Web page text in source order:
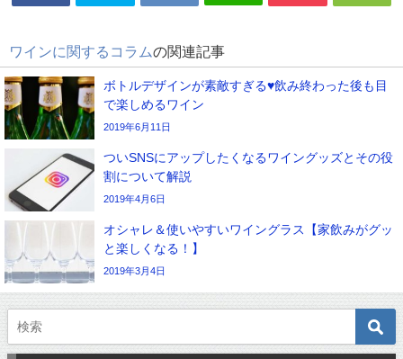
ワインに関するコラムの関連記事
ボトルデザインが素敵すぎる♥飲み終わった後も目
で楽しめるワイン
2019年6月11日
ついSNSにアップしたくなるワイングッズとその役
割について解説
2019年4月6日
オシャレ＆使いやすいワイングラス【家飲みがグッ
と楽しくなる！】
2019年3月4日